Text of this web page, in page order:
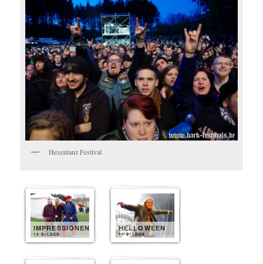
Hexentanz Festival
IMPRESSIONEN
19 BILDER
HELLOWEEN
15 BILDER